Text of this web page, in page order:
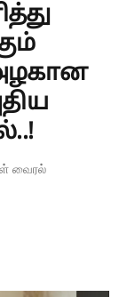
வைரல்